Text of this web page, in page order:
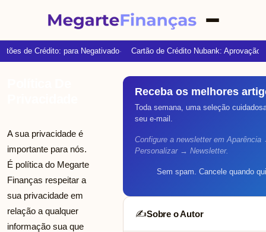
de Crédito: para Negativado Cartão de Crédito Nubank: Aprovação
A sua privacidade é
importante para nós.
É política do Megarte
Finanças respeitar a
sua privacidade em
relação a qualquer
informação sua que
Receba os melhores
Toda semana, uma seleção
seu e-mail.
Configure a newsletter em
Personalizar → Newsletter.
Sem spam. Cancele quando
✍️Sobre o Autor